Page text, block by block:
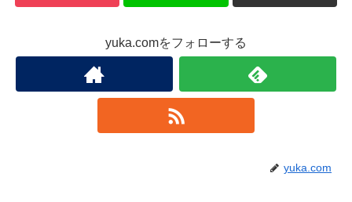
yuka.comをフォローする
yuka.com